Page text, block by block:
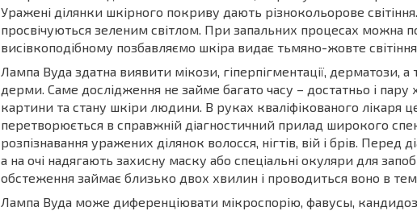
Уражені ділянки шкірного покриву дають різнокольорове
просвічуються зеленим світлом. При запальних процесах можна
висівкоподібному позбавляємо шкіра видає тьмяно-жовте
Лампа Вуда здатна виявити мікози, гіперпігментації, дерматози,
дерми. Саме дослідження не займе багато часу – достатньо і пару
картини та стану шкіри людини. В руках кваліфікованого лікаря
перетворюється в справжній діагностичний прилад широкого
розпізнавання уражених ділянок волосся, нігтів, вій і брів.
а на очі надягають захисну маску або спеціальні окуляри для
обстеження займає близько двох хвилин і проводиться воно в
Лампа Вуда може диференціювати мікроспорію, фавусы,